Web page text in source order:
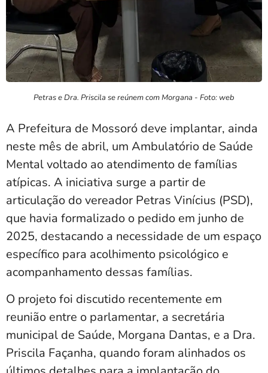
Petras e Dra. Priscila se reúnem com Morgana - Foto: web
A Prefeitura de Mossoró deve implantar, ainda
neste mês de abril, um Ambulatório de Saúde
Mental voltado ao atendimento de famílias
atípicas. A iniciativa surge a partir de
articulação do vereador Petras Vinícius (PSD),
que havia formalizado o pedido em junho de
2025, destacando a necessidade de um espaço
específico para acolhimento psicológico e
acompanhamento dessas famílias.
O projeto foi discutido recentemente em
reunião entre o parlamentar, a secretária
municipal de Saúde, Morgana Dantas, e a Dra.
Priscila Façanha, quando foram alinhados os